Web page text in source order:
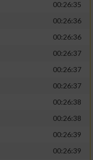
00:26:35
00:26:36
00:26:36
00:26:37
00:26:37
00:26:37
00:26:38
00:26:38
00:26:39
00:26:39